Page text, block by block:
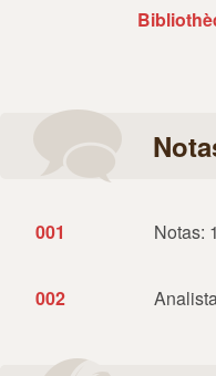
001 Notas:
002